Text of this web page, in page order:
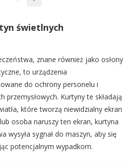
świetlnych
znane również jako osłony
to urządzenia
do ochrony personelu i
przemysłowych. Kurtyny te składają
które tworzą niewidzialny ekran
osoba naruszy ten ekran, kurtyna
wysyła sygnał do maszyn, aby się
potencjalnym wypadkom.